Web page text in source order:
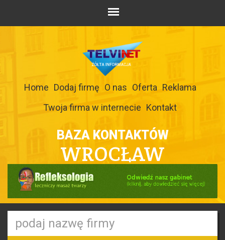
Home Dodaj firmę O nas Oferta Reklama
Twoja firma w internecie Kontakt
BAZA KONTAKTÓW
WROCŁAW